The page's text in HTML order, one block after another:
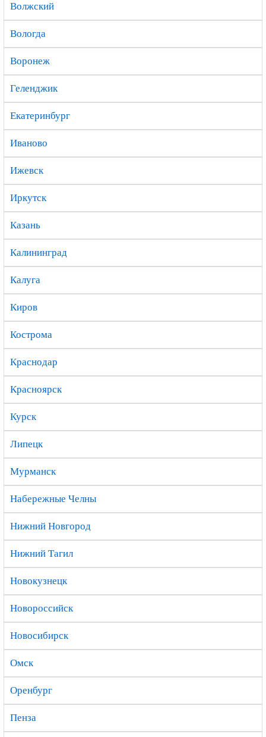
Волжский
Вологда
Воронеж
Геленджик
Екатеринбург
Иваново
Ижевск
Иркутск
Казань
Калининград
Калуга
Киров
Кострома
Краснодар
Красноярск
Курск
Липецк
Мурманск
Набережные Челны
Нижний Новгород
Нижний Тагил
Новокузнецк
Новороссийск
Новосибирск
Омск
Оренбург
Пенза